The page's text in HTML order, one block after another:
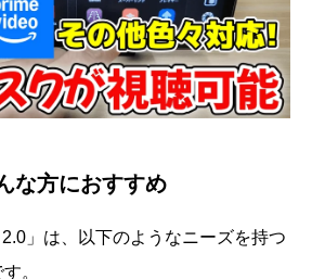
な方におすすめ
2.0」は、以下のようなニーズを持つ
。